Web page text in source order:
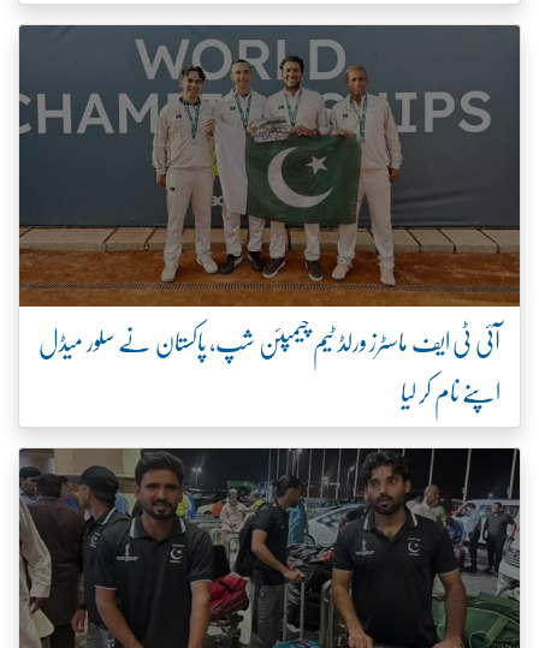
آئی ٹی ایف ماسٹرز ورلڈ ٹیم چیمپئن شپ، پاکستان نے سلور میڈل
اپنے نام کر لیا